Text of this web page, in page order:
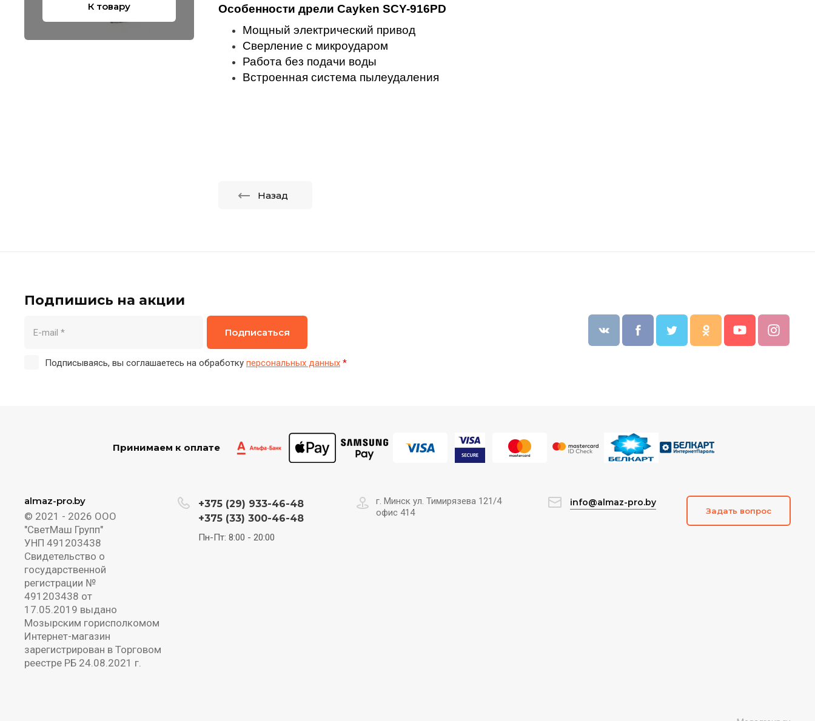
К товару
Особенности дрели Cayken SCY-916PD
Мощный электрический привод
Сверление с микроударом
Работа без подачи воды
Встроенная система пылеудаления
Назад
Подпишись на акции
Подписываясь, вы соглашаетесь на обработку персональных данных *
Подписаться
Принимаем к оплате
almaz-pro.by
© 2021 - 2026 ООО
"СветМаш Групп"
УНП 491203438
Свидетельство о
государственной
регистрации №
491203438 от
17.05.2019 выдано
Мозырским горисполкомом
Интернет-магазин
зарегистрирован в Торговом
реестре РБ 24.08.2021 г.
+375 (29) 933-46-48
+375 (33) 300-46-48
Пн-Пт: 8:00 - 20:00
г. Минск ул. Тимирязева 121/4
офис 414
info@almaz-pro.by
Задать вопрос